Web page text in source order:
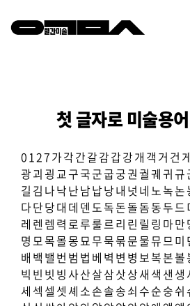
첫 글자로 미술용
0 1 27가각간갈감갑강개 객 거 건 게
광괴 굉 교구국군굽궁권 궐궤귀규
길 김 나낙난남납낭내 넛 네 노녹논
다단당대 데 덴 도독돈돌돔동두드
레 렌 렘 력 로루룰르리 린 릴 링 마만
명 모목몰몽묘무묵묶문물뮤므미
배 백 밸 번 범 법 베 벽 변 병 보복본볼
빅 빈 빗 빙사산살삼삿상새 색 샌 생
세 섹 셀 셋셰 소손솔송쇠수순숭쉬